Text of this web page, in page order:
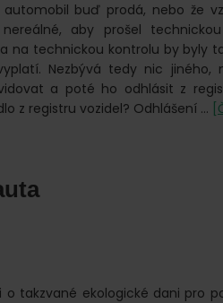
buď prodá, nebo že
aby prošel technickou
na technickou kontrolu by byly
Nezbývá tedy nic jiného,
a poté ho odhlásit z
z registru vozidel? Odhlášení …
o takzvané ekologické dani pro